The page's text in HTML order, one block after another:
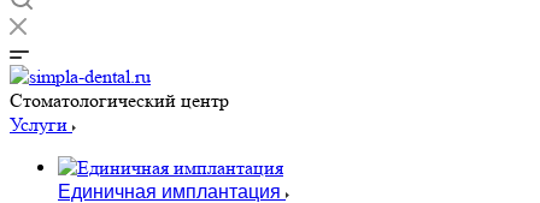
Cтоматологический центр
Услуги
Единичная имплантация